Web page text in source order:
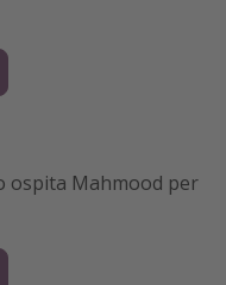
ospita Mahmood per